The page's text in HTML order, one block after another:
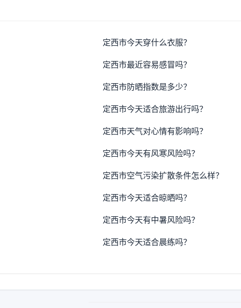
定西市今天穿什么衣服？
定西市最近容易感冒吗？
定西市防晒指数是多少？
定西市今天适合旅游出行吗？
定西市天气对心情有影响吗？
定西市今天有风寒风险吗？
定西市空气污染扩散条件怎么样？
定西市今天适合晾晒吗？
定西市今天有中暑风险吗？
定西市今天适合晨练吗？